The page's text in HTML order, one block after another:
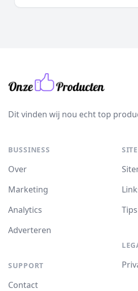
Dit vinden wij nou echt top
BUSSINESS
Over
Marketing
Analytics
Adverteren
SUPPORT
Contact
SITE